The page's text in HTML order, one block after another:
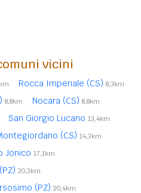
vicini
Rocca Imperiale (CS) 8,3km
8,8km Nocara (CS) 8,8km
San Giorgio Lucano 13,4km
(CS) 14,3km
Jonico 17,1km
20,3km
(PZ) 20,4km